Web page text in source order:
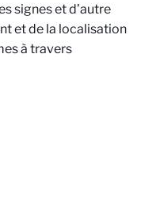
signes et d’autre
et de la localisation
à travers